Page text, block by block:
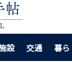
設 交通 暮